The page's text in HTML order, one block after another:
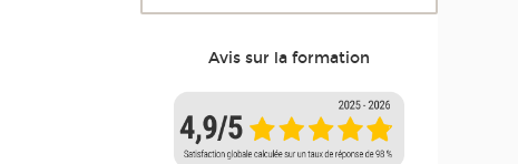
Avis sur la formation